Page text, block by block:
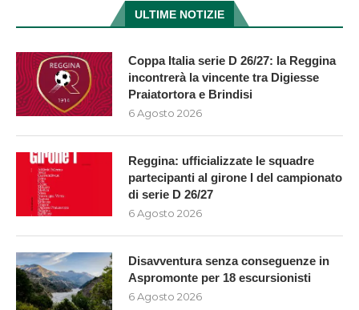
ULTIME NOTIZIE
Coppa Italia serie D 26/27: la Reggina
incontrerà la vincente tra Digiesse
Praiatortora e Brindisi
6 Agosto 2026
Reggina: ufficializzate le squadre
partecipanti al girone I del campionato
di serie D 26/27
6 Agosto 2026
Disavventura senza conseguenze in
Aspromonte per 18 escursionisti
6 Agosto 2026